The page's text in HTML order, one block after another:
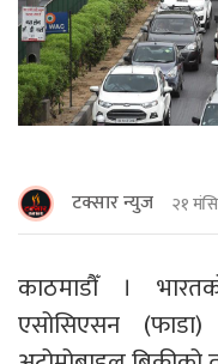
टक्सार न्युज २१
काठमाडौँ ।
एसोसिएसन